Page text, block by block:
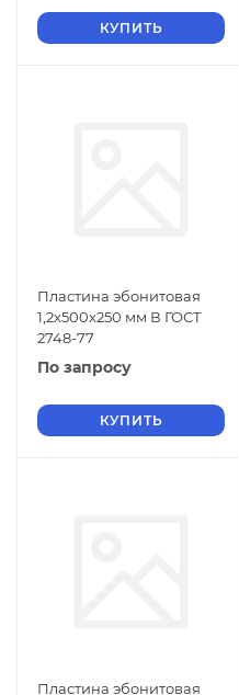
КУПИТЬ
Пластина эбонитовая
1,2х500х250 мм В ГОСТ
2748-77
По запросу
КУПИТЬ
Пластина эбонитовая